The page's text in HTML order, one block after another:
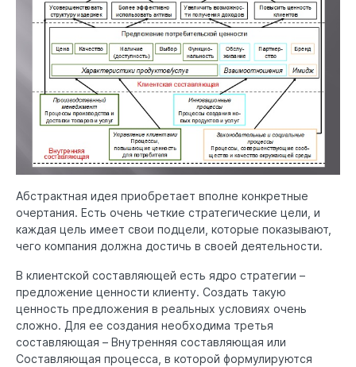
Абстрактная идея приобретает вполне конкретные
очертания. Есть очень четкие стратегические цели, и
каждая цель имеет свои подцели, которые показывают,
чего компания должна достичь в своей деятельности.
В клиентской составляющей есть ядро стратегии –
предложение ценности клиенту. Создать такую
ценность предложения в реальных условиях очень
сложно. Для ее создания необходима третья
составляющая – Внутренняя составляющая или
Составляющая процесса, в которой формулируются